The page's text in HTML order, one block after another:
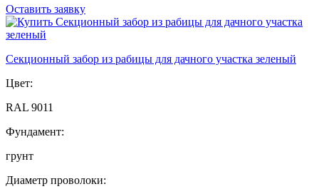
Оставить заявку
Секционный забор из рабицы для дачного участка зеленый
Цвет:
RAL 9011
Фундамент:
грунт
Диаметр проволоки: